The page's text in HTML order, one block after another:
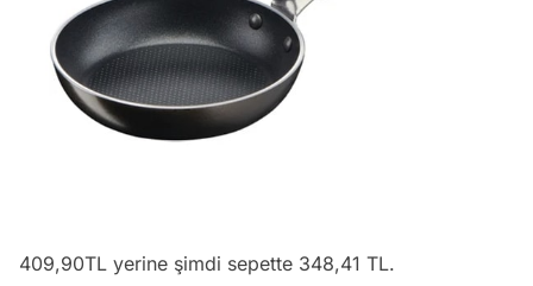
409,90TL yerine şimdi sepette 348,41 TL.